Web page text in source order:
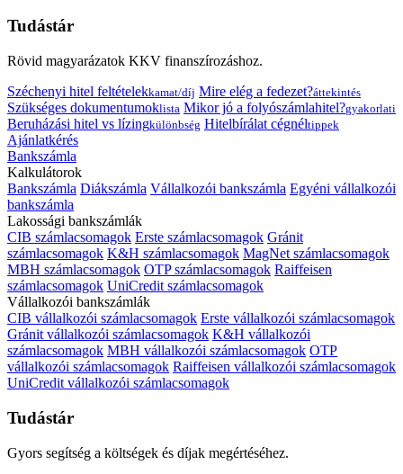
Tudástár
Rövid magyarázatok KKV finanszírozáshoz.
Széchenyi hitel feltételekkamat/díj Mire elég a fedezet?áttekintés
Szükséges dokumentumoklista Mikor jó a folyószámlahitel?gyakorlati
Beruházási hitel vs lízingkülönbség Hitelbírálat cégnéltippek
Ajánlatkérés
Bankszámla
Kalkulátorok
Bankszámla Diákszámla Vállalkozói bankszámla Egyéni vállalkozói
bankszámla
Lakossági bankszámlák
CIB számlacsomagok Erste számlacsomagok Gránit
számlacsomagok K&H számlacsomagok MagNet számlacsomagok
MBH számlacsomagok OTP számlacsomagok Raiffeisen
számlacsomagok UniCredit számlacsomagok
Vállalkozói bankszámlák
CIB vállalkozói számlacsomagok Erste vállalkozói számlacsomagok
Gránit vállalkozói számlacsomagok K&H vállalkozói
számlacsomagok MBH vállalkozói számlacsomagok OTP
vállalkozói számlacsomagok Raiffeisen vállalkozói számlacsomagok
UniCredit vállalkozói számlacsomagok
Tudástár
Gyors segítség a költségek és díjak megértéséhez.